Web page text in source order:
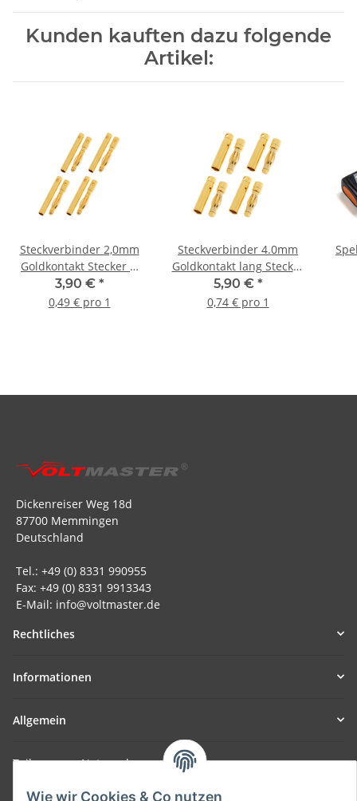
Wie wir Cookies & Co nutzen
Kunden kauften dazu folgende
Artikel:
Steckverbinder 2,0mm
Goldkontakt Stecker &
Buchse (4 Paar)
3,90 € *
0,49 € pro 1
Steckverbinder 4.0mm
Goldkontakt lang Stecker
& Buchse (4 Paar)
5,90 € *
0,74 € pro 1
Dickenreiser Weg 18d
87700 Memmingen
Deutschland
Tel.: +49 (0) 8331 990955
Fax: +49 (0) 8331 9913343
E-Mail: info@voltmaster.de
Rechtliches
Informationen
Allgemein
Teil unseres Netzwerks: